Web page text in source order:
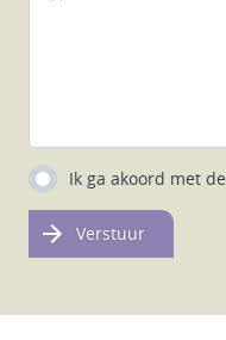
Ik ga akoord met de
Verstuur